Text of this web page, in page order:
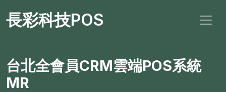
長彩科技POS
台北全會員CRM雲端POS系統
MR